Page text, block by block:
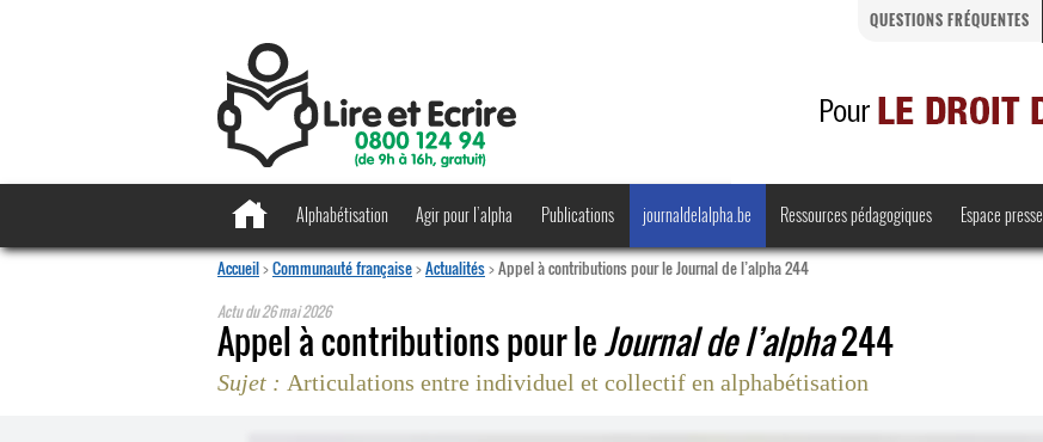
QUESTIONS FRÉQUENTES
Alphabétisation Agir pour l’alpha
Regards croisés
Publications journaldelalpha.be Ressources pédagogiques
Comprendre et parler
Espace presse
Accueil>Communauté française>Actualités>Appel à contributions pour le Journal de l’alpha 244
Actu du26 mai 2026
Appel à contributions pour leJournal de l’alpha244
Sujet : Articulations entre individuel et collectif en alphabétisation